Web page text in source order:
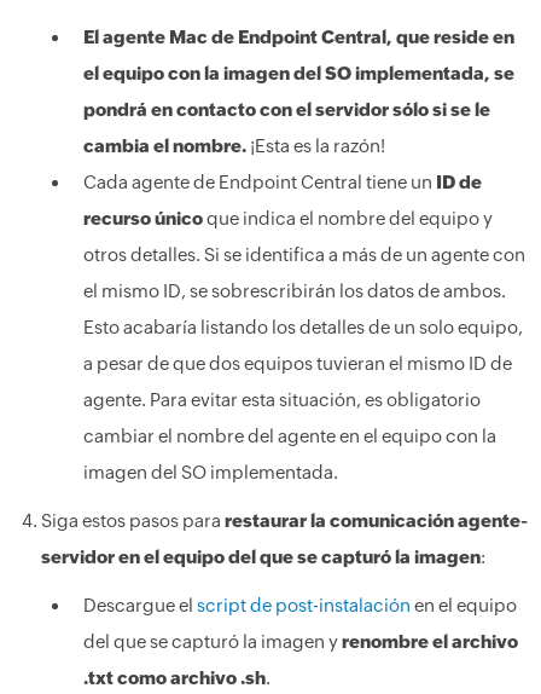
El agente Mac de Endpoint Central, que reside en
el equipo con la imagen del SO implementada, se
pondrá en contacto con el servidor sólo si se le
cambia el nombre. ¡Esta es la razón!
Cada agente de Endpoint Central tiene un ID de
recurso únicoque indica el nombre del equipo y
otros detalles. Si se identifica a más de un agente con
el mismo ID, se sobrescribirán los datos de ambos.
Esto acabaría listando los detalles de un solo equipo,
a pesar de que dos equipos tuvieran el mismo ID de
agente. Para evitar esta situación, es obligatorio
cambiar el nombre del agente en el equipo con la
imagen del SO implementada.
Siga estos pasos para restaurar la comunicación agente-
servidor en el equipo del que se capturó la imagen:
Descargue el script de post-instalación en el equipo
del que se capturó la imagen yrenombre el archivo
.txt como archivo .sh.